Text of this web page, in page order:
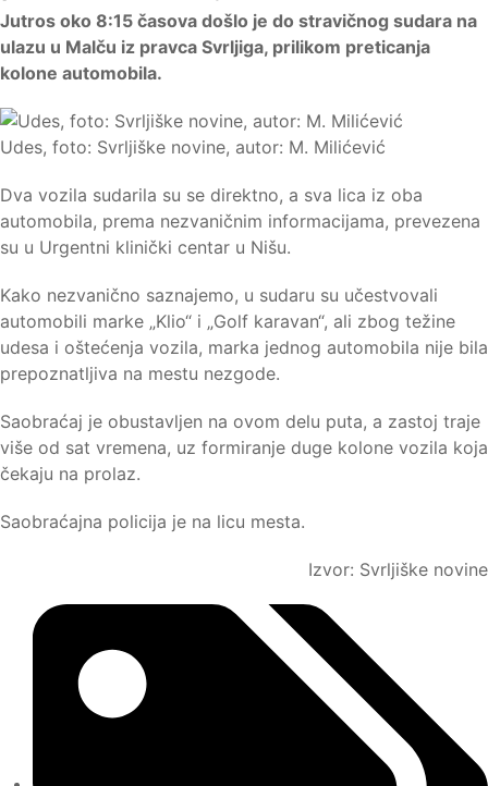
Jutros oko 8:15 časova došlo je do stravičnog sudara na
ulazu u Malču iz pravca Svrljiga, prilikom preticanja
kolone automobila.
Udes, foto: Svrljiške novine, autor: M. Milićević
Dva vozila sudarila su se direktno, a sva lica iz oba
automobila, prema nezvaničnim informacijama, prevezena
su u Urgentni klinički centar u Nišu.
Kako nezvanično saznajemo, u sudaru su učestvovali
automobili marke „Klio“ i „Golf karavan“, ali zbog težine
udesa i oštećenja vozila, marka jednog automobila nije bila
prepoznatljiva na mestu nezgode.
Saobraćaj je obustavljen na ovom delu puta, a zastoj traje
više od sat vremena, uz formiranje duge kolone vozila koja
čekaju na prolaz.
Saobraćajna policija je na licu mesta.
Izvor: Svrljiške novine